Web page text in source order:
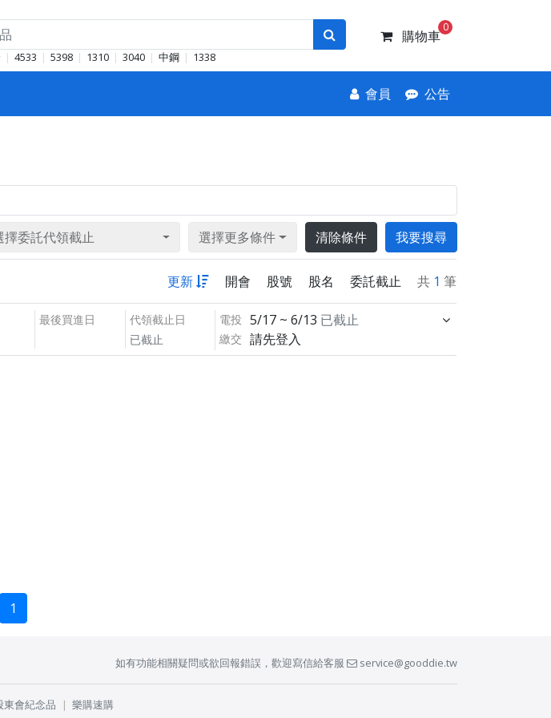
4533 5398 1310 3040 中鋼 1338
購物車
0
會員 公告
擇委託代領截止 選擇更多條件 清除條件 我要搜尋
更新 開會 股號 股名 委託截止 共 1 筆
最後買進日
代領截止日
已截止
電投 5/17 ~ 6/13 已截止
繳交 請先登入
1
如有功能相關疑問或欲回報錯誤，歡迎寫信給客服 service@gooddie.tw
東會紀念品 樂購速購